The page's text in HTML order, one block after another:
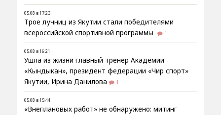
05.08 в 17:23
Трое лучниц из Якутии стали победителями
всероссийской спортивной программы
1
05.08 в 16:21
Ушла из жизни главный тренер Академии
«Кындыкан», президент федерации «Чир спорт»
Якутии, Ирина Данилова
1
05.08 в 15:44
«Внеплановых работ» не обнаружено: митинг